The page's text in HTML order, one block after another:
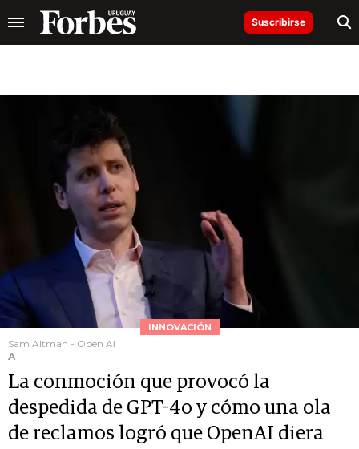
Suscribirse
INNOVACIÓN
Sam Altman - Open AI
A
La conmoción que provocó la
despedida de GPT-4o y cómo una ola
de reclamos logró que OpenAI diera